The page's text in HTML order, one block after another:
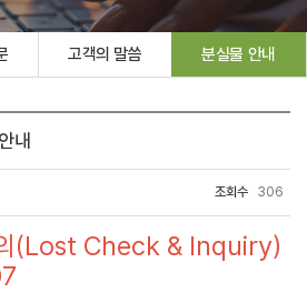
고객의 말씀 분실물 안내
내
조회수 306
(Lost Check & Inquiry)